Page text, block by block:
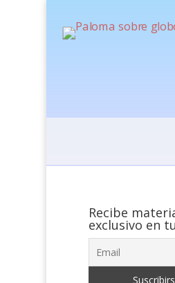
Recibe
exclusivo en